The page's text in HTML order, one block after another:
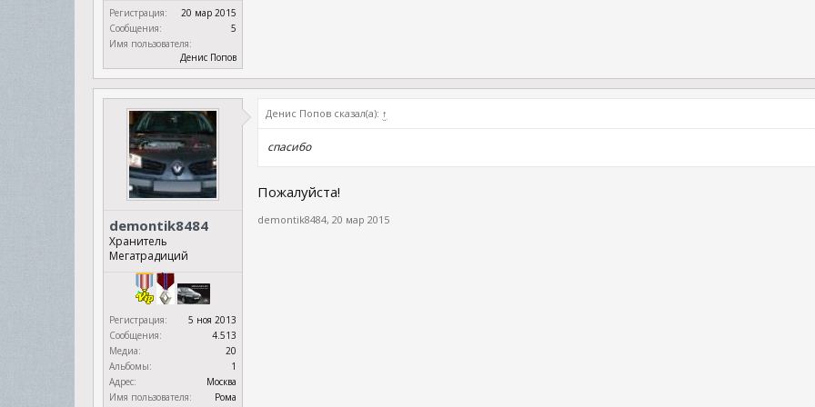
Регистрация:
20 мар 2015
Сообщения:
5
Имя пользователя:
Денис Попов
demontik8484
Хранитель
Мегатрадиций
Регистрация:
5 ноя 2013
Сообщения:
4.513
Медиа:
20
Альбомы:
1
Адрес:
Москва
Имя пользователя:
Рома
Денис Попов сказал(а): ↑
спасибо
Пожалуйста!
demontik8484, 20 мар 2015